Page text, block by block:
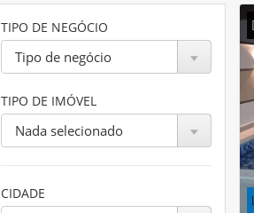
TIPO DE NEGÓCIO
Tipo de negócio
TIPO DE IMÓVEL
Nada selecionado
CIDADE